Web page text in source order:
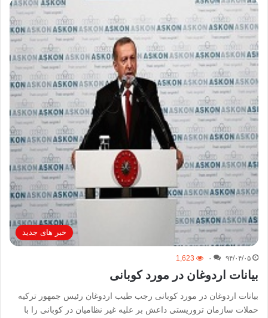
خبر های جدید
۹۴/۰۴/۰۵ ۰ 1,623
بیانات اردوغان در مورد کوبانی
بیانات اردوغان در مورد کوبانی رجب طیب اردوغان رئیس جمهور ترکیه
حملات سازمان تروریستی داعش بر علیه غیر نظامیان در کوبانی را با